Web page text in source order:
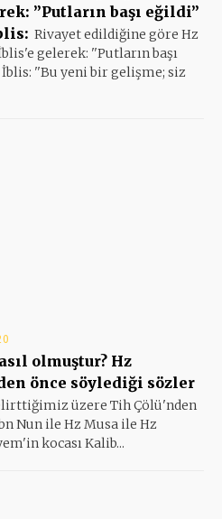
”Putların başı eğildi”
Rivayet edildiğine göre Hz
gelerek: ''Putların başı
''Bu yeni bir gelişme; siz
olmuştur? Hz
önce söylediği sözler
üzere Tih Çölü'nden
Nun ile Hz Musa ile Hz
kocası Kalib...